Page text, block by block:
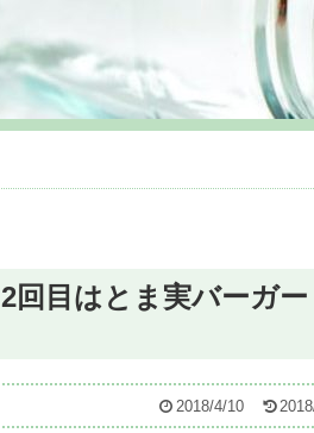
回目はとま実バーガ
2018/4/10